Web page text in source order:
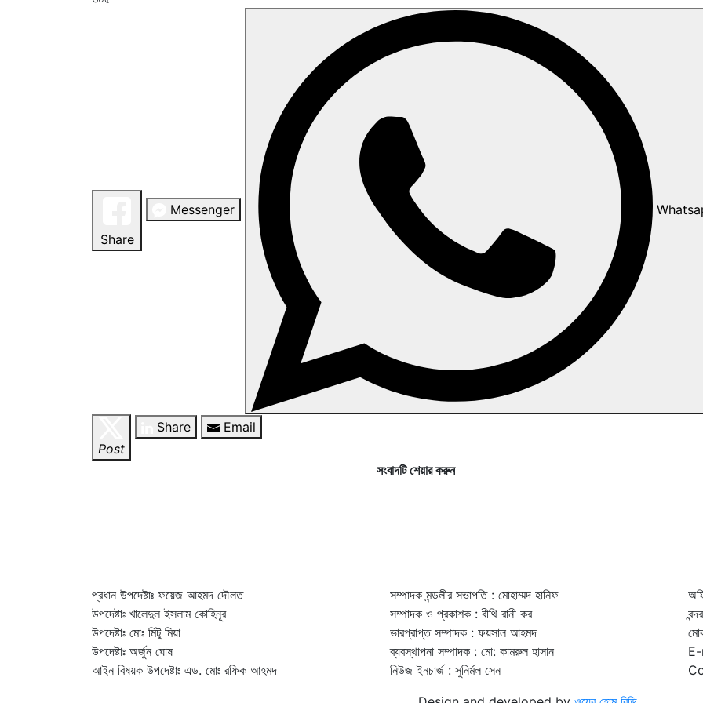
Share
Messenger
Post
Share Email
সংবাদটি শেয়ার করুন
প্রধান উপদেষ্টাঃ ফয়েজ আহমদ দৌলত
উপদেষ্টাঃ খালেদুল ইসলাম কোহিনূর
উপদেষ্টাঃ মোঃ মিটু মিয়া
উপদেষ্টাঃ অর্জুন ঘোষ
আইন বিষয়ক উপদেষ্টাঃ এড. মোঃ রফিক আহমদ
সম্পাদক মন্ডলীর সভাপতি : মোহাম্মদ হানিফ
সম্পাদক ও প্রকাশক : বীথি রানী কর
ভারপ্রাপ্ত সম্পাদক : ফয়সাল আহমদ
ব্যবস্থাপনা সম্পাদক : মো: কামরুল হাসান
নিউজ ইনচার্জ : সুনির্মল সেন